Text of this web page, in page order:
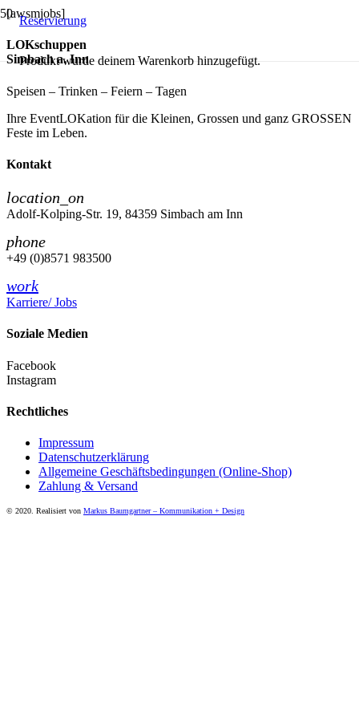
Reservierung
Produktwurde deinem Warenkorb hinzugefügt.
[awsmjobs]
LOKschuppen
Simbach a. Inn
Speisen – Trinken – Feiern – Tagen
Ihre EventLOKation für die Kleinen, Grossen und ganz GROSSEN
Feste im Leben.
Kontakt
location_on
Adolf-Kolping-Str. 19, 84359 Simbach am Inn
phone
+49 (0)8571 983500
work
Karriere/ Jobs
Soziale Medien
Facebook
Instagram
Rechtliches
Impressum
Datenschutzerklärung
Allgemeine Geschäftsbedingungen (Online-Shop)
Zahlung & Versand
© 2020. Realisiert von Markus Baumgartner – Kommunikation + Design